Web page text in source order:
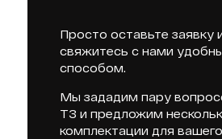
Просто оставьте заявку
свяжитесь с нами
способом.
Мы зададим пару
ТЗ и предложим
комплектации для